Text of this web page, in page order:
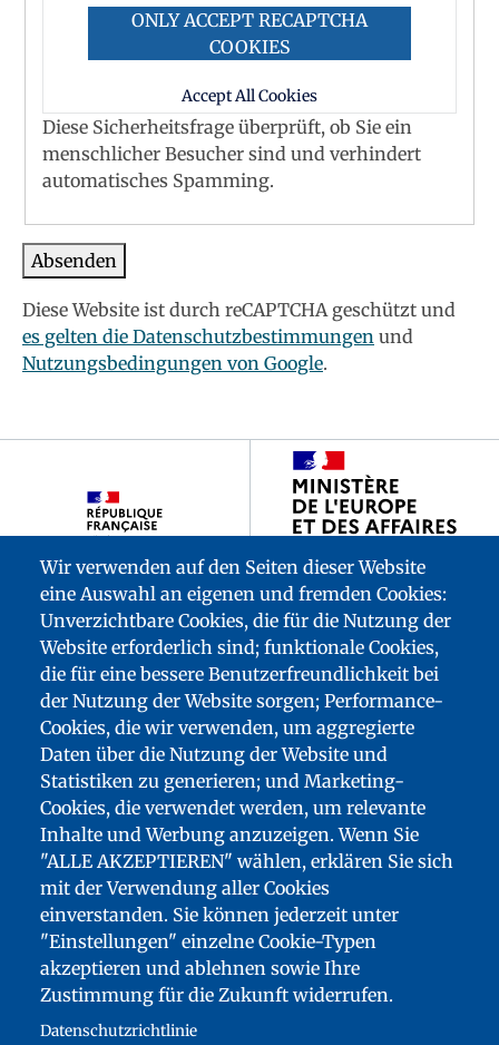
ONLY ACCEPT RECAPTCHA
COOKIES
Accept All Cookies
Diese Sicherheitsfrage überprüft, ob Sie ein
menschlicher Besucher sind und verhindert
automatisches Spamming.
Diese Website ist durch reCAPTCHA geschützt und
es gelten die Datenschutzbestimmungen und
Nutzungsbedingungen von Google.
FUSSZEILENMENÜ
SITEMAP
BARRIEREFREIHEIT: NICHT KONFORM
DOWNLOADS
Wir verwenden auf den Seiten dieser Website
eine Auswahl an eigenen und fremden Cookies:
Unverzichtbare Cookies, die für die Nutzung der
Website erforderlich sind; funktionale Cookies,
die für eine bessere Benutzerfreundlichkeit bei
der Nutzung der Website sorgen; Performance-
Cookies, die wir verwenden, um aggregierte
Daten über die Nutzung der Website und
Statistiken zu generieren; und Marketing-
Cookies, die verwendet werden, um relevante
Inhalte und Werbung anzuzeigen. Wenn Sie
"ALLE AKZEPTIEREN" wählen, erklären Sie sich
mit der Verwendung aller Cookies
einverstanden. Sie können jederzeit unter
"Einstellungen" einzelne Cookie-Typen
akzeptieren und ablehnen sowie Ihre
Zustimmung für die Zukunft widerrufen.
Datenschutzrichtlinie